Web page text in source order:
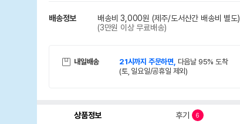
배송정보 배송비 3,000원 (제주/도서산간 배송비 별도)
(3만원 이상 무료배송)
내일배송 21시까지 주문하면, 다음날 95% 도착
(토, 일요일/공휴일 제외)
상품정보 후기 6